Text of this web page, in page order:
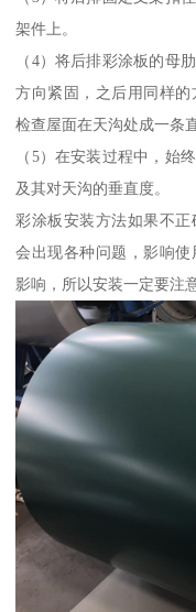
架件上。
（4）将后排彩涂板的母
方向紧固，之后用同样
检查屋面在天沟处成一条
（5）在安装过程中，始
及其对天沟的垂直度。
彩涂板安装方法如果不
会出现各种问题，影响
影响，所以安装一定要注